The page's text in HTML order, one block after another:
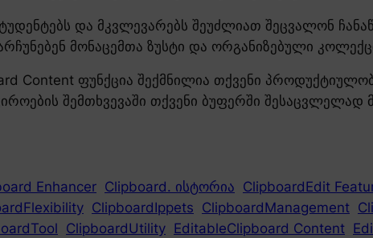
და მკვლევარებს შეუძლიათ შეცვალონ
მონაცემთა ზუსტი და ორგანიზებული
Content ფუნქცია შექმნილია თქვენი
შემთხვევაში თქვენი ბუფერში
Enhancer Clipboard. ისტორია ClipboardEdit
ClipboardIppets ClipboardManagement
ClipboardUtility EditableClipboard Content